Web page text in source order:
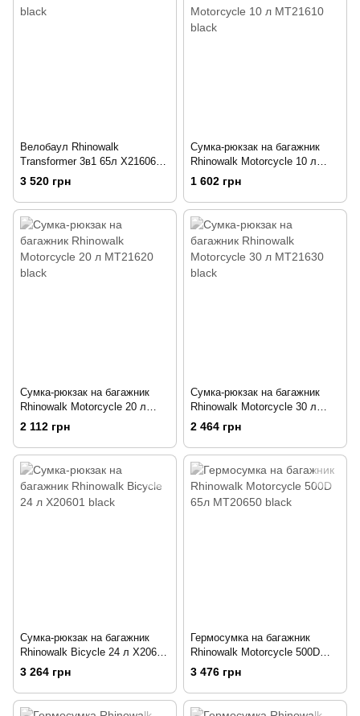
Велобаул Rhinowalk
Transformer 3в1 65л X21606
black
3 520 грн
Сумка-рюкзак на багажник
Rhinowalk Motorcycle 10 л
MT21610 black
1 602 грн
Сумка-рюкзак на багажник
Rhinowalk Motorcycle 20 л
MT21620 black
2 112 грн
Сумка-рюкзак на багажник
Rhinowalk Motorcycle 30 л
MT21630 black
2 464 грн
Сумка-рюкзак на багажник
Rhinowalk Bicycle 24 л X20601
black
3 264 грн
Гермосумка на багажник
Rhinowalk Motorcycle 500D
65л MT20650 black
3 476 грн